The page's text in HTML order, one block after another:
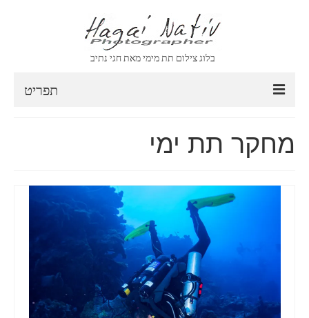
בלוג צילום תת מימי מאת חגי נתיב
תפריט
ABOUT
VIDEO
SEARCH
CLIENT AREA
מחקר תת ימי